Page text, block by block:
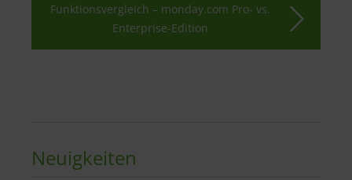
Funktionsvergleich – monday.com Pro- vs.
Enterprise-Edition
Neuigkeiten